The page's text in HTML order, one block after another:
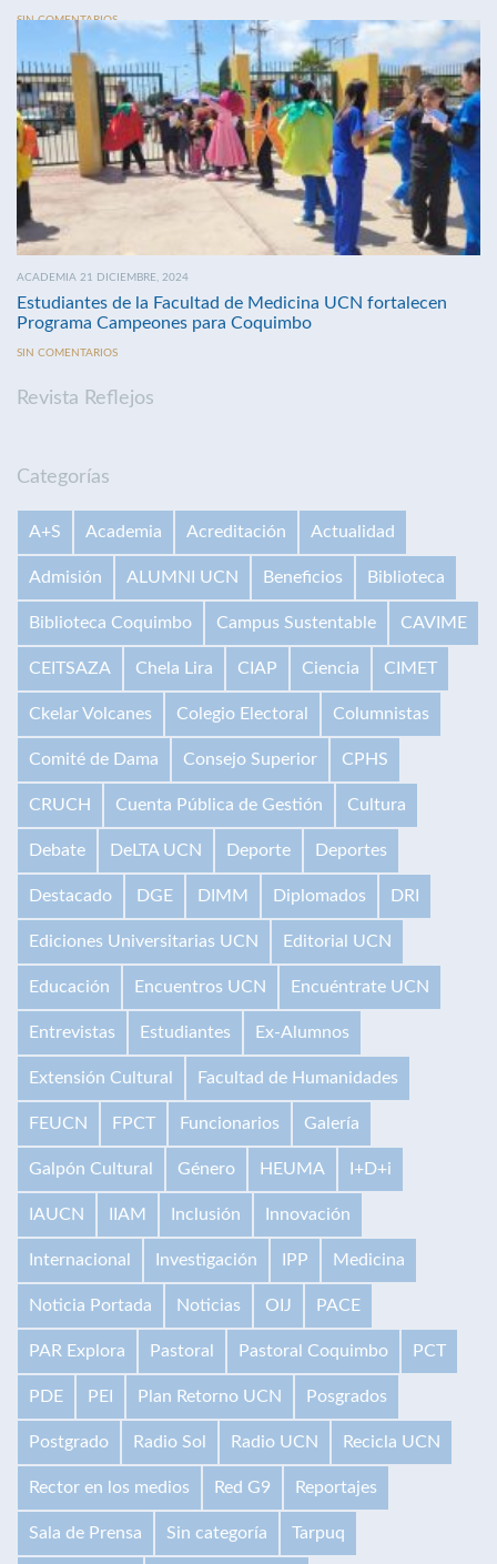
SIN COMENTARIOS
ACADEMIA 21 DICIEMBRE, 2024
Estudiantes de la Facultad de Medicina UCN fortalecen
Programa Campeones para Coquimbo
SIN COMENTARIOS
Revista Reflejos
Categorías
A+S Academia Acreditación Actualidad
Admisión ALUMNI UCN Beneficios Biblioteca
Biblioteca Coquimbo Campus Sustentable CAVIME
CEITSAZA Chela Lira CIAP Ciencia CIMET
Ckelar Volcanes Colegio Electoral Columnistas
Comité de Dama Consejo Superior CPHS
CRUCH Cuenta Pública de Gestión Cultura
Debate DeLTA UCN Deporte Deportes
Destacado DGE DIMM Diplomados DRI
Ediciones Universitarias UCN Editorial UCN
Educación Encuentros UCN Encuéntrate UCN
Entrevistas Estudiantes Ex-Alumnos
Extensión Cultural Facultad de Humanidades
FEUCN FPCT Funcionarios Galería
Galpón Cultural Género HEUMA I+D+i
IAUCN IIAM Inclusión Innovación
Internacional Investigación IPP Medicina
Noticia Portada Noticias OIJ PACE
PAR Explora Pastoral Pastoral Coquimbo PCT
PDE PEI Plan Retorno UCN Posgrados
Postgrado Radio Sol Radio UCN Recicla UCN
Rector en los medios Red G9 Reportajes
Sala de Prensa Sin categoría Tarpuq